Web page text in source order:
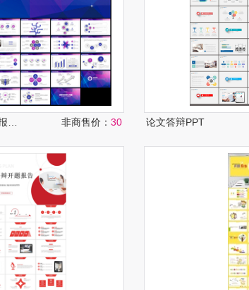
非商售价： 30 论文答辩PPT